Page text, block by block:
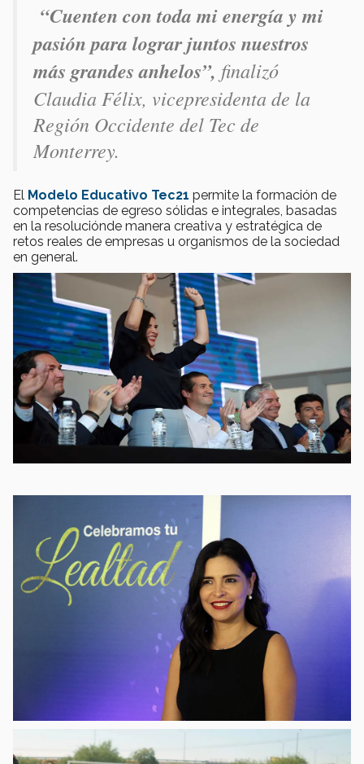
“Cuenten con toda mi energía y mi
pasión para lograr juntos nuestros
más grandes anhelos”, finalizó
Claudia Félix, vicepresidenta de la
Región Occidente del Tec de
Monterrey.
El Modelo Educativo Tec21 permite la formación de
competencias de egreso sólidas e integrales, basadas
en la resoluciónde manera creativa y estratégica de
retos reales de empresas u organismos de la sociedad
en general.